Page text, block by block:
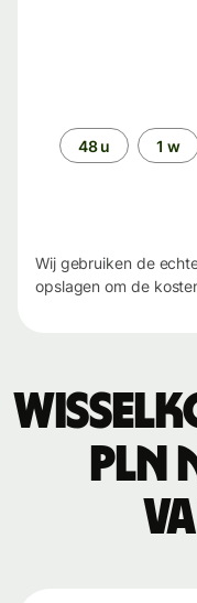
Periode48 u 1 w
Wij gebruiken de
opslagen om de